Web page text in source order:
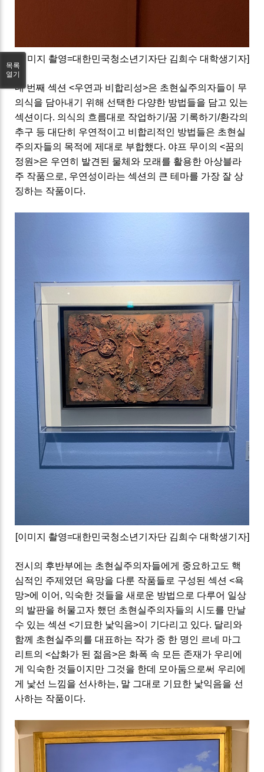
[이미지 촬영=대한민국청소년기자단 김희수 대학생기자]
네 번째 섹션 <우연과 비합리성>은 초현실주의자들이 무
의식을 담아내기 위해 선택한 다양한 방법들을 담고 있는
섹션이다. 의식의 흐름대로 작업하기/꿈 기록하기/환각의
추구 등 대단히 우연적이고 비합리적인 방법들은 초현실
주의자들의 목적에 제대로 부합했다. 야프 무이의 <꿈의
정원>은 우연히 발견된 물체와 모래를 활용한 아상블라
주 작품으로, 우연성이라는 섹션의 큰 테마를 가장 잘 상
징하는 작품이다.
[이미지 촬영=대한민국청소년기자단 김희수 대학생기자]
전시의 후반부에는 초현실주의자들에게 중요하고도 핵
심적인 주제였던 욕망을 다룬 작품들로 구성된 섹션 <욕
망>에 이어, 익숙한 것들을 새로운 방법으로 다루어 일상
의 발판을 허물고자 했던 초현실주의자들의 시도를 만날
수 있는 섹션 <기묘한 낯익음>이 기다리고 있다. 달리와
함께 초현실주의를 대표하는 작가 중 한 명인 르네 마그
리트의 <삽화가 된 젊음>은 화폭 속 모든 존재가 우리에
게 익숙한 것들이지만 그것을 한데 모아둠으로써 우리에
게 낯선 느낌을 선사하는, 말 그대로 기묘한 낯익음을 선
사하는 작품이다.
목록
열기